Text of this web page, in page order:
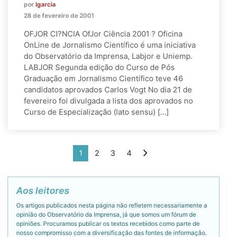
por lgarcia
28 de fevereiro de 2001
OFJOR CI?NCIA OfJor Ciência 2001 ? Oficina
OnLine de Jornalismo Científico é uma iniciativa
do Observatório da Imprensa, Labjor e Uniemp.
LABJOR Segunda edição do Curso de Pós
Graduação em Jornalismo Científico teve 46
candidatos aprovados Carlos Vogt No dia 21 de
fevereiro foi divulgada a lista dos aprovados no
Curso de Especialização (lato sensu) […]
1 2 3 4
Aos leitores
Os artigos publicados nesta página não refletem necessariamente a
opinião do Observatório da Imprensa, já que somos um fórum de
opiniões. Procuramos publicar os textos recebidos como parte de
nosso compromisso com a diversificação das fontes de informação.